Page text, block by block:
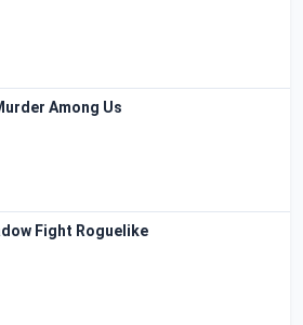
Among Us
Fight Roguelike